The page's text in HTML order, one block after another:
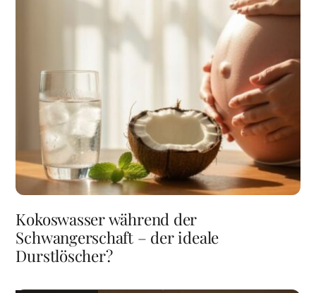
Kokoswasser während der
Schwangerschaft – der ideale
Durstlöscher?